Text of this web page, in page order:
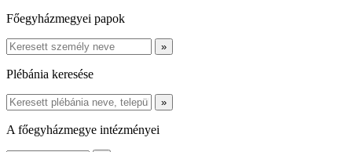
Főegyházmegyei papok
Plébánia keresése
A főegyházmegye intézményei